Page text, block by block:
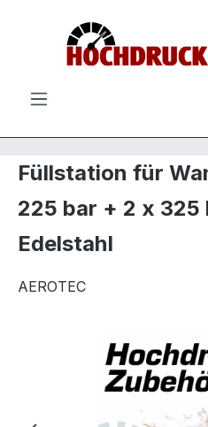
Zum Hauptinhalt springen
Füllstation für
225 bar + 2 x
Edelstahl
AEROTEC
Bildergalerie überspringen